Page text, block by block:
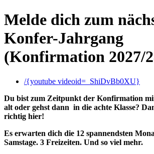
Melde dich zum
Konfer-Jahrgang
(Konfirmation 2027/
/{youtube videoid=_ShiDvBb0XU}
Du bist zum Zeitpunkt der Konfirmation
alt oder gehst dann in die achte Klasse?
richtig hier!
Es erwarten dich die 12 spannendsten
Samstage. 3 Freizeiten. Und so viel mehr.